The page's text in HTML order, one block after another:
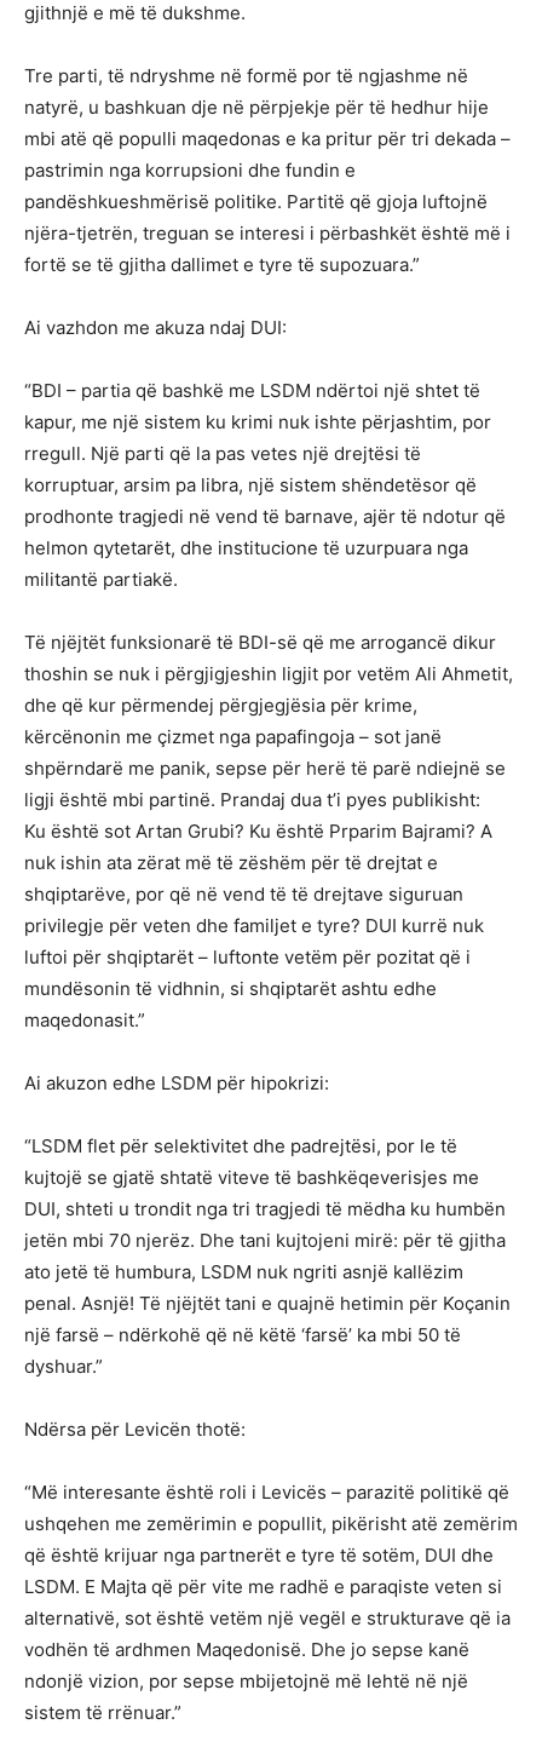
gjithnjë e më të dukshme.
Tre parti, të ndryshme në formë por të ngjashme në
natyrë, u bashkuan dje në përpjekje për të hedhur hije
mbi atë që populli maqedonas e ka pritur për tri dekada –
pastrimin nga korrupsioni dhe fundin e
pandëshkueshmërisë politike. Partitë që gjoja luftojnë
njëra-tjetrën, treguan se interesi i përbashkët është më i
fortë se të gjitha dallimet e tyre të supozuara.”
Ai vazhdon me akuza ndaj DUI:
“BDI – partia që bashkë me LSDM ndërtoi një shtet të
kapur, me një sistem ku krimi nuk ishte përjashtim, por
rregull. Një parti që la pas vetes një drejtësi të
korruptuar, arsim pa libra, një sistem shëndetësor që
prodhonte tragjedi në vend të barnave, ajër të ndotur që
helmon qytetarët, dhe institucione të uzurpuara nga
militantë partiakë.
Të njëjtët funksionarë të BDI-së që me arrogancë dikur
thoshin se nuk i përgjigjeshin ligjit por vetëm Ali Ahmetit,
dhe që kur përmendej përgjegjësia për krime,
kërcënonin me çizmet nga papafingoja – sot janë
shpërndarë me panik, sepse për herë të parë ndiejnë se
ligji është mbi partinë. Prandaj dua t’i pyes publikisht:
Ku është sot Artan Grubi? Ku është Prparim Bajrami? A
nuk ishin ata zërat më të zëshëm për të drejtat e
shqiptarëve, por që në vend të të drejtave siguruan
privilegje për veten dhe familjet e tyre? DUI kurrë nuk
luftoi për shqiptarët – luftonte vetëm për pozitat që i
mundësonin të vidhnin, si shqiptarët ashtu edhe
maqedonasit.”
Ai akuzon edhe LSDM për hipokrizi:
“LSDM flet për selektivitet dhe padrejtësi, por le të
kujtojë se gjatë shtatë viteve të bashkëqeverisjes me
DUI, shteti u trondit nga tri tragjedi të mëdha ku humbën
jetën mbi 70 njerëz. Dhe tani kujtojeni mirë: për të gjitha
ato jetë të humbura, LSDM nuk ngriti asnjë kallëzim
penal. Asnjë! Të njëjtët tani e quajnë hetimin për Koçanin
një farsë – ndërkohë që në këtë ‘farsë’ ka mbi 50 të
dyshuar.”
Ndërsa për Levicën thotë:
“Më interesante është roli i Levicës – parazitë politikë që
ushqehen me zemërimin e popullit, pikërisht atë zemërim
që është krijuar nga partnerët e tyre të sotëm, DUI dhe
LSDM. E Majta që për vite me radhë e paraqiste veten si
alternativë, sot është vetëm një vegël e strukturave që ia
vodhën të ardhmen Maqedonisë. Dhe jo sepse kanë
ndonjë vizion, por sepse mbijetojnë më lehtë në një
sistem të rrënuar.”